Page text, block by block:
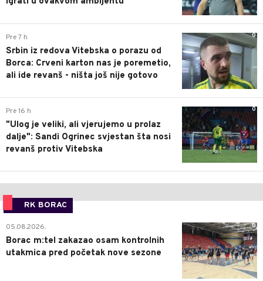
0
Pre 7 h
Srbin iz redova Vitebska o porazu od
Borca: Crveni karton nas je poremetio,
ali ide revanš - ništa još nije gotovo
0
Pre 16 h
"Ulog je veliki, ali vjerujemo u prolaz
dalje": Sandi Ogrinec svjestan šta nosi
revanš protiv Vitebska
RK BORAC
0
05.08.2026.
Borac m:tel zakazao osam kontrolnih
utakmica pred početak nove sezone